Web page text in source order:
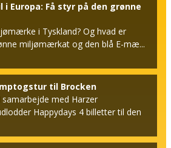
Europa: Få styr på den grønne
i Tyskland? Og hvad er
miljømærkat og den blå E-mæ...
til Brocken
med Harzer
Happydays 4 billetter til den